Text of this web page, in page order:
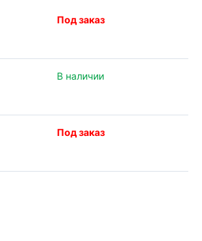
Под заказ
В наличии
Под заказ